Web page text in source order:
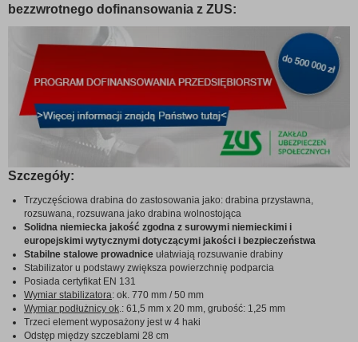
bezzwrotnego dofinansowania z ZUS:
Szczegóły:
Trzyczęściowa drabina do zastosowania jako: drabina przystawna,
rozsuwana, rozsuwana jako drabina wolnostojąca
Solidna niemiecka jakość zgodna z surowymi niemieckimi i
europejskimi wytycznymi dotyczącymi jakości i bezpieczeństwa
Stabilne stalowe prowadnice ułatwiają rozsuwanie drabiny
Stabilizator u podstawy zwiększa powierzchnię podparcia
Posiada certyfikat EN 131
Wymiar stabilizatora: ok. 770 mm / 50 mm
Wymiar podłużnicy ok.: 61,5 mm x 20 mm, grubość: 1,25 mm
Trzeci element wyposażony jest w 4 haki
Odstęp między szczeblami 28 cm